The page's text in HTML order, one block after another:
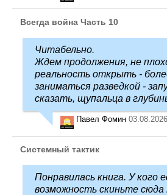
Всегда война Часть 10
Читабельно.
Ждем продолжения, не
реальность открыть -
заниматься разведкой -
сказать, щупальца в
Павел Фомин 03.08.2026
Системный тактик
Понравилась книга. У кого
возможность скиньте сюда